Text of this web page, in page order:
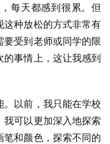
每天都感到很累。但
这种放松的方式非常有
受到老师或同学的限
事情上，这让我感到
以前，我只能在学校
我可以更加深入地探索
和颜色，探索不同的